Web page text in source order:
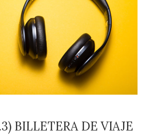
BILLETERA DE VIAJE